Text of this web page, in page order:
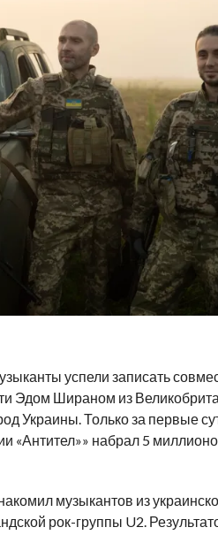
успели записать
Эдом Шираном из
Украины. Только за первые
«Антител»» набрал 5
музыкантов из
рок-группы U2.